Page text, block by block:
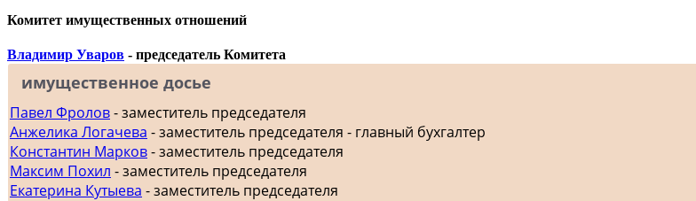
Комитет имущественных отношений
Владимир Уваров - председатель Комитета
имущественное досье
Павел Фролов- заместитель председателя
Анжелика Логачева - заместитель председателя - главный бухгалтер
Константин Марков- заместитель председателя
Максим Похил - заместитель председателя
Екатерина Кутыева - заместитель председателя